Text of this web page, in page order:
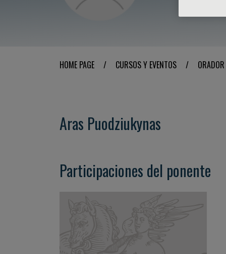
HOME PAGE / CURSOS Y EVENTOS / ORADOR
Aras Puodziukynas
Participaciones del ponente